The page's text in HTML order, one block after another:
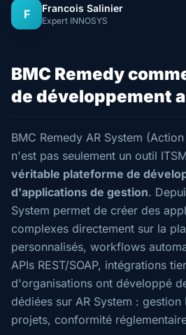
F Francois Salinier
Expert INNOSYS
BMC Remedy
de développement
BMC Remedy AR System
n'est pas seulement un outil
véritable plateforme de
d'applications de gestion.
System permet de créer des
complexes directement sur la
personnalisés, workflows
APIs REST/SOAP, intégrations
d'organisations ont développé
dédiées sur AR System : gestion
projets, conformité